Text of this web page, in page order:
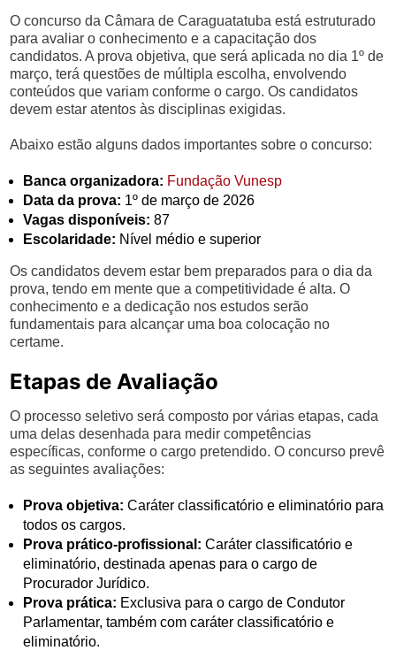
O concurso da Câmara de Caraguatatuba está estruturado
para avaliar o conhecimento e a capacitação dos
candidatos. A prova objetiva, que será aplicada no dia 1º de
março, terá questões de múltipla escolha, envolvendo
conteúdos que variam conforme o cargo. Os candidatos
devem estar atentos às disciplinas exigidas.
Abaixo estão alguns dados importantes sobre o concurso:
Banca organizadora: Fundação Vunesp
Data da prova: 1º de março de 2026
Vagas disponíveis: 87
Escolaridade: Nível médio e superior
Os candidatos devem estar bem preparados para o dia da
prova, tendo em mente que a competitividade é alta. O
conhecimento e a dedicação nos estudos serão
fundamentais para alcançar uma boa colocação no
certame.
Etapas de Avaliação
O processo seletivo será composto por várias etapas, cada
uma delas desenhada para medir competências
específicas, conforme o cargo pretendido. O concurso prevê
as seguintes avaliações:
Prova objetiva: Caráter classificatório e eliminatório para
todos os cargos.
Prova prático-profissional: Caráter classificatório e
eliminatório, destinada apenas para o cargo de
Procurador Jurídico.
Prova prática: Exclusiva para o cargo de Condutor
Parlamentar, também com caráter classificatório e
eliminatório.